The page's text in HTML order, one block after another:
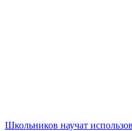
Школьников научат